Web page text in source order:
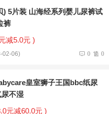
试
裤
减5.0元 )
02-06) 0 0
皇室狮子王国bbc纸尿
不湿
元减60.0元 )